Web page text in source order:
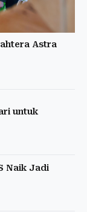
Astra
untuk
Naik Jadi